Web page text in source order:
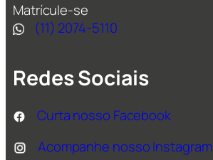
Matrícule-se
(11) 2074-5110
Redes Sociais
Curta nosso Facebook
Acompanhe nosso Instagram